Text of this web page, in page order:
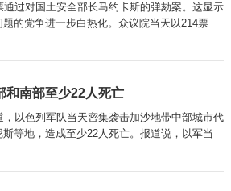
过对国土安全部长马约卡斯的弹劾案。这显示
的党争进一步白热化。众议院当天以214票
和南部至少22人死亡
以色列军队当天密集袭击加沙地带中部城市代
等地，造成至少22人死亡。报道说，以军当